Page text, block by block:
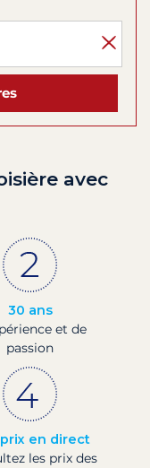
avec
30 ans
et de
passion
en direct
les prix des